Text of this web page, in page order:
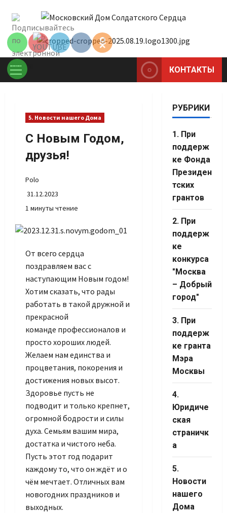
содержимому
Основное
КОНТАКТЫ
5. Новости нашего Дома
С Новым Годом,
друзья!
Polo
31.12.2023
1 минуты чтение
От всего сердца
поздравляем вас с
наступающим Новым годом!
Хотим сказать, что рады
работать в такой дружной и
прекрасной
команде профессионалов и
просто хороших людей.
Желаем нам единства и
процветания, покорения и
достижения новых высот.
Здоровье пусть не
подводит и только крепнет,
огромной бодрости и силы
духа. Семьям вашим мира,
достатка и чистого неба.
Пусть этот год подарит
каждому то, что он ждёт и о
чём мечтает. Отличных вам
новогодних праздников и
выходных.
РУБРИКИ
1. При
поддерж
ке Фонда
Президен
тских
грантов
2. При
поддерж
ке
конкурса
"Москва
– Добрый
город"
3. При
поддерж
ке гранта
Мэра
Москвы
4.
Юридиче
ская
страничк
а
5.
Новости
нашего
Дома
Channel ID
Set Youtube
Channel ID